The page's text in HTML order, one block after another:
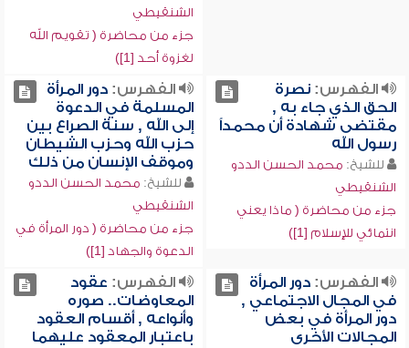
الشنقيطي
جزء من محاضرة ( تقويم الله
لغزوة أحد [1])
الفهرس:نصرة
الحق الذي جاء به ,
مقتضى شهادة أن محمداً
رسول الله
للشيخ: محمد الحسن الددو
الشنقيطي
جزء من محاضرة ( ماذا يعني
انتمائي للإسلام [1])
الفهرس:دور المرأة
المسلمة في الدعوة
إلى الله , سنة الصراع بين
حزب الله وحزب الشيطان
وموقف الإنسان من ذلك
للشيخ: محمد الحسن الددو
الشنقيطي
جزء من محاضرة ( دور المرأة في
الدعوة والجهاد [1])
الفهرس:دور المرأة
في المجال الاجتماعي ,
دور المرأة في بعض
المجالات الأخرى
الفهرس: عقود
المعاوضات.. صوره
وأنواعه , أقسام العقود
باعتبار المعقود عليهما